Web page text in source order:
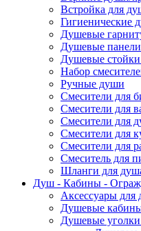
Встройка для
Гигиенические
Душевые
Душевые панели
Душевые
Набор
Ручные души
Смесители для
Смесители для
Смесители для
Смесители для
Смесители для
Смеситель для
Шланги для
Душ - Кабины -
Аксессуары для
Душевые
Душевые